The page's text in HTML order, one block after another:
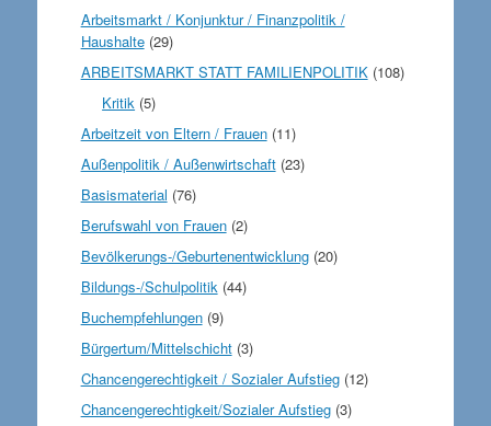
Arbeitsmarkt / Konjunktur / Finanzpolitik /
Haushalte(29)
ARBEITSMARKT STATT FAMILIENPOLITIK(108)
Kritik (5)
Arbeitzeit von Eltern / Frauen(11)
Außenpolitik / Außenwirtschaft(23)
Basismaterial (76)
Berufswahl von Frauen(2)
Bevölkerungs-/Geburtenentwicklung(20)
Bildungs-/Schulpolitik(44)
Buchempfehlungen(9)
Bürgertum/Mittelschicht(3)
Chancengerechtigkeit / Sozialer Aufstieg(12)
Chancengerechtigkeit/Sozialer Aufstieg(3)